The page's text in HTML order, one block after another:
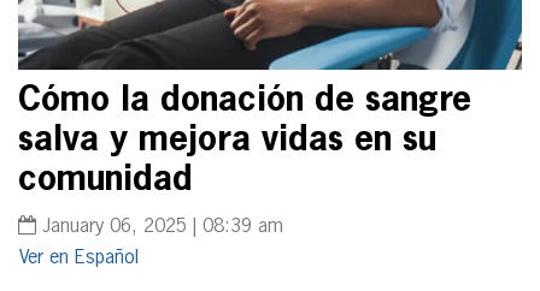
Cómo la donación de sangre
salva y mejora vidas en su
comunidad
January 06, 2025 | 08:39 am
Español